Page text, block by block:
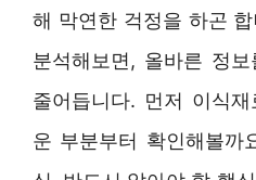
해 막연한 걱정을 하곤
분석해보면, 올바른 정
줄어듭니다. 먼저 이식
운 부분부터 확인해볼까